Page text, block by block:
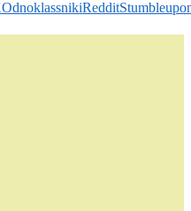
OdnoklassnikiReddit